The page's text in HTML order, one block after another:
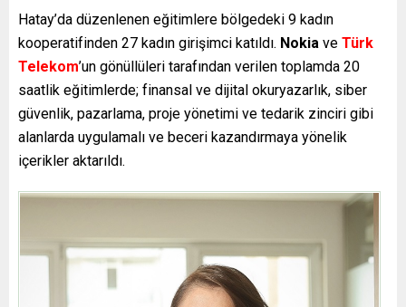
Hatay’da düzenlenen eğitimlere bölgedeki 9 kadın
kooperatifinden 27 kadın girişimci katıldı. Nokia ve Türk
Telekom’un gönüllüleri tarafından verilen toplamda 20
saatlik eğitimlerde; finansal ve dijital okuryazarlık, siber
güvenlik, pazarlama, proje yönetimi ve tedarik zinciri gibi
alanlarda uygulamalı ve beceri kazandırmaya yönelik
içerikler aktarıldı.